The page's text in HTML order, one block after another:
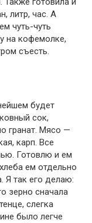
литр, час. А
чуть-чуть
на кофемолке,
съесть.
будет
сок,
гранат. Мясо —
карп. Все
Готовлю и ем
ем отдельно
Я так его делаю:
зерно сначала
слегка
было легче